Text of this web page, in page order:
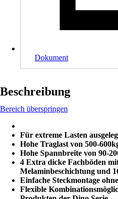
Dokument
Beschreibung
Bereich überspringen
Für extreme Lasten
Hohe Traglast von 500-
Hohe Spannbreite von 90-
4 Extra dicke Fachböden
Melaminbeschichtung und
Einfache Steckmontage
Flexible